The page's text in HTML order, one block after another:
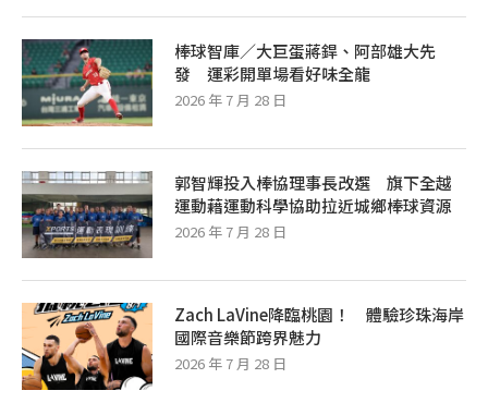
棒球智庫／大巨蛋蔣銲、阿部雄大先
發 運彩開單場看好味全龍
2026 年 7 月 28 日
郭智輝投入棒協理事長改選 旗下全越
運動藉運動科學協助拉近城鄉棒球資源
2026 年 7 月 28 日
Zach LaVine降臨桃園！ 體驗珍珠海岸
國際音樂節跨界魅力
2026 年 7 月 28 日